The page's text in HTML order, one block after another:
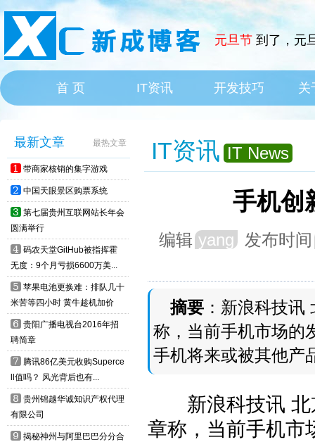
元旦节 到了，元
首 页 HOME
IT资讯 IT News
开发技巧 关
最新文章 最热文章
1 带商家核销的集字游戏
2 中国天眼景区购票系统
3 第七届贵州互联网站长年会
圆满举行
4 码农天堂GitHub被指挥霍
无度：9个月亏损6600万美...
5 苹果电池更换难：排队几十
米苦等四小时 黄牛趁机加价
6 贵阳广播电视台2016年招
聘简章
7 腾讯86亿美元收购Superce
ll值吗？ 风光背后也有...
8 贵州锦越华诚知识产权代理
有限公司
9 揭秘神州与阿里巴巴分分合
IT资讯 IT News
手机创
编辑 yang 发布时间
摘要 ：新浪科技
称，当前手机市场的
手机将来或被其他产
新浪科技讯 北
章称，当前手机市